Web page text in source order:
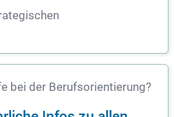
bei der Berufsorientierung?